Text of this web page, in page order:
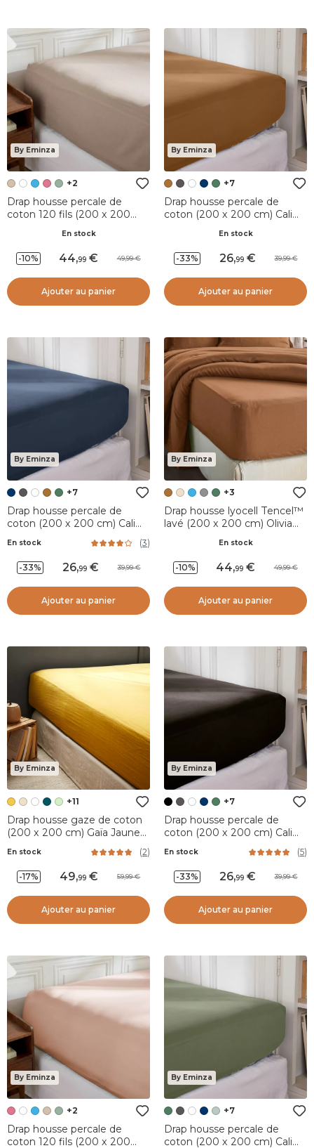
By Eminza
+2
Drap housse percale de
coton 120 fils (200 x 200
En stock
-10% 44,99 49,99
Ajouter au panier
By Eminza
+7
Drap housse percale de
coton (200 x 200 cm) Cali
En stock
-33% 26,99 39,99
Ajouter au panier
By Eminza
+7
Drap housse percale de
coton (200 x 200 cm) Cali
En stock (3)
-33% 26,99 39,99
Ajouter au panier
By Eminza
+3
Drap housse lyocell Tencel™
lavé (200 x 200 cm) Olivia
En stock
-10% 44,99 49,99
Ajouter au panier
By Eminza
+11
Drap housse gaze de coton
(200 x 200 cm) Gaïa Jaune
En stock (2)
-17% 49,99 59,99
Ajouter au panier
By Eminza
+7
Drap housse percale de
coton (200 x 200 cm) Cali
En stock (5)
-33% 26,99 39,99
Ajouter au panier
By Eminza
+2
Drap housse percale de
coton 120 fils (200 x 200
By Eminza
+7
Drap housse percale de
coton (200 x 200 cm) Cali